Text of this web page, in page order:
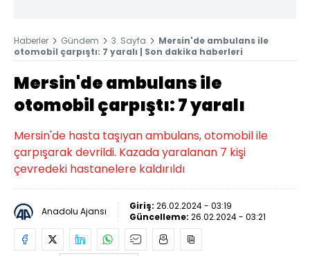
Haberler Gündem 3. Sayfa
Mersin'de ambulans ile
otomobil çarpıştı: 7 yaralı | Son dakika haberleri
Mersin'de ambulans ile
otomobil çarpıştı: 7 yaralı
Mersin'de hasta taşıyan ambulans, otomobil ile
çarpışarak devrildi. Kazada yaralanan 7 kişi
çevredeki hastanelere kaldırıldı
Anadolu Ajansı Giriş: 26.02.2024 - 03:19
Güncelleme: 26.02.2024 - 03:21